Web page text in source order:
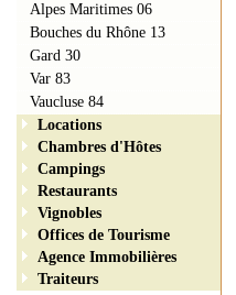
Alpes Maritimes 06
Bouches du Rhône 13
Gard 30
Var 83
Vaucluse 84
Locations
Chambres d'Hôtes
Campings
Restaurants
Vignobles
Offices de Tourisme
Agence Immobilières
Traiteurs